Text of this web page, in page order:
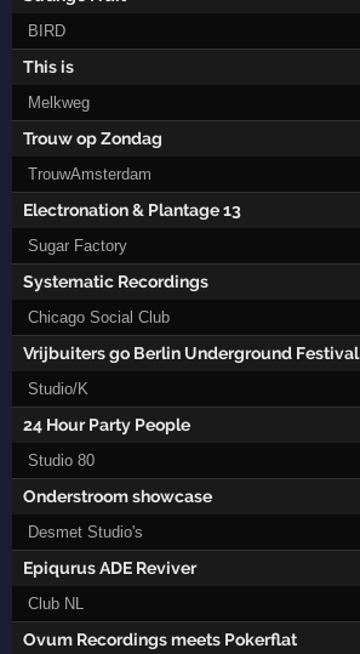
BIRD
This is
Melkweg
Trouw op Zondag
TrouwAmsterdam
Electronation & Plantage 13
Sugar Factory
Systematic Recordings
Chicago Social Club
Vrijbuiters go Berlin Underground Festival
Studio/K
24 Hour Party People
Studio 80
Onderstroom showcase
Desmet Studio's
Epiqurus ADE Reviver
Club NL
Ovum Recordings meets Pokerflat